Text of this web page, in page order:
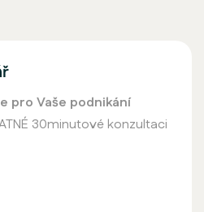
pro Vaše podnikání
30minutové konzultaci